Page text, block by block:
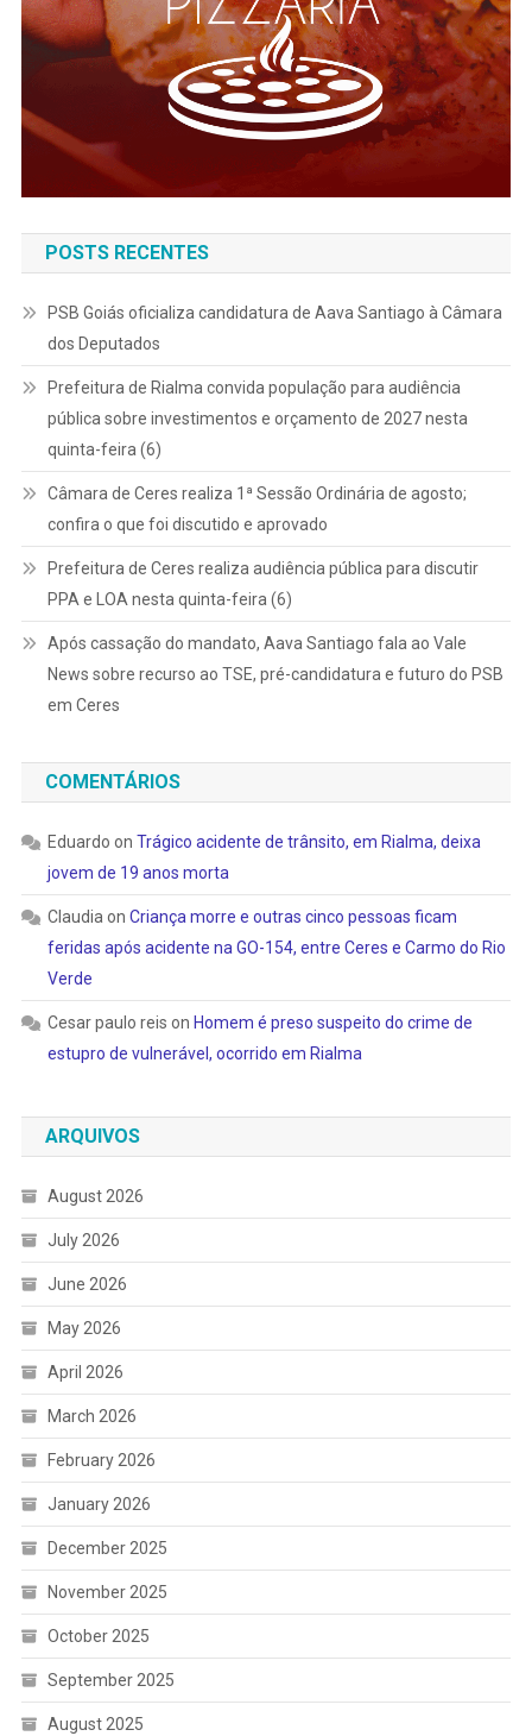
POSTS RECENTES
PSB Goiás oficializa candidatura de Aava Santiago à Câmara
dos Deputados
Prefeitura de Rialma convida população para audiência
pública sobre investimentos e orçamento de 2027 nesta
quinta-feira (6)
Câmara de Ceres realiza 1ª Sessão Ordinária de agosto;
confira o que foi discutido e aprovado
Prefeitura de Ceres realiza audiência pública para discutir
PPA e LOA nesta quinta-feira (6)
Após cassação do mandato, Aava Santiago fala ao Vale
News sobre recurso ao TSE, pré-candidatura e futuro do PSB
em Ceres
COMENTÁRIOS
Eduardo on Trágico acidente de trânsito, em Rialma, deixa
jovem de 19 anos morta
Claudiaon Criança morre e outras cinco pessoas ficam
feridas após acidente na GO-154, entre Ceres e Carmo do Rio
Verde
Cesar paulo reis on Homem é preso suspeito do crime de
estupro de vulnerável, ocorrido em Rialma
ARQUIVOS
August 2026
July 2026
June 2026
May 2026
April 2026
March 2026
February 2026
January 2026
December 2025
November 2025
October 2025
September 2025
August 2025